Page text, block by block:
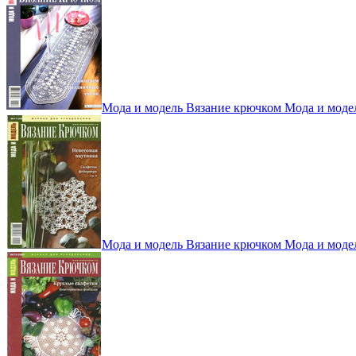
Мода и модель Вязание крючком Мода и
Мода и модель Вязание крючком Мода и